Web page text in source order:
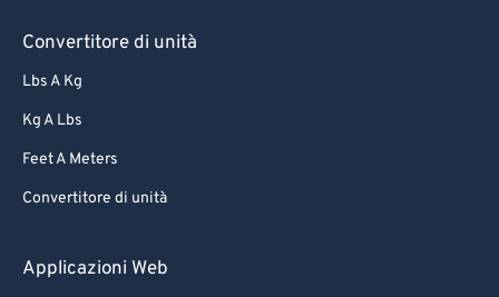
Convertitore di unità
Lbs A Kg
Kg A Lbs
Feet A Meters
Convertitore di unità
Applicazioni Web